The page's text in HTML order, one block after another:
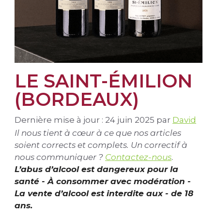
LE SAINT-ÉMILION
(BORDEAUX)
Dernière mise à jour : 24 juin 2025 par David
Il nous tient à cœur à ce que nos articles
soient corrects et complets. Un correctif à
nous communiquer ? Contactez-nous.
L’abus d’alcool est dangereux pour la
santé - À consommer avec modération -
La vente d’alcool est interdite aux - de 18
ans.